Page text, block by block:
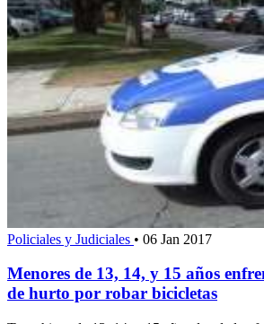
Policiales y Judiciales • 06 Jan 2017
Menores de 13, 14, y 15 años
de hurto por robar bicicletas